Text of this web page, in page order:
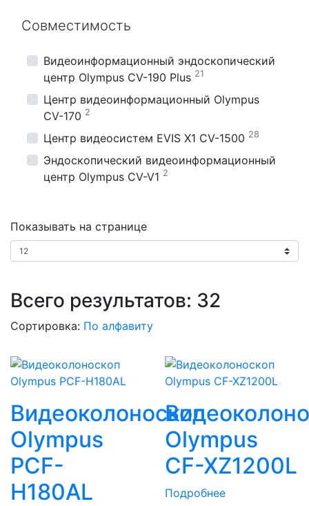
Совместимость
Видеоинформационный эндоскопический
центр Olympus CV-190 Plus 21
Центр видеоинформационный Olympus
CV-170 2
Центр видеосистем EVIS X1 CV-1500 28
Эндоскопический видеоинформационный
центр Olympus CV-V1 2
Показывать на странице
Всего результатов: 32
Сортировка: По алфавиту
Видеоколоноскоп
Olympus
PCF-
H180AL
Olympus
CF-XZ1200L
Подробнее